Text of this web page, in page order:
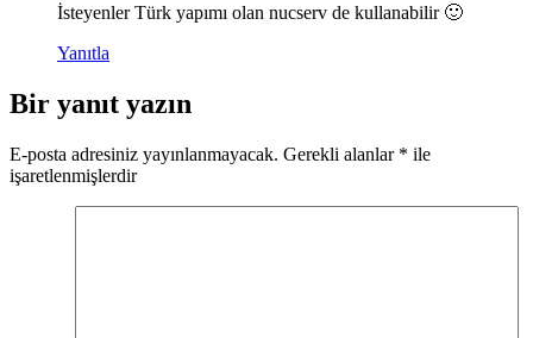
İsteyenler Türk yapımı olan nucserv de kullanabilir 🙂
Yanıtla
Bir yanıt yazın
E-posta adresiniz yayınlanmayacak. Gerekli alanlar * ile
işaretlenmişlerdir